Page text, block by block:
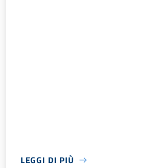
LEGGI DI PIÙ